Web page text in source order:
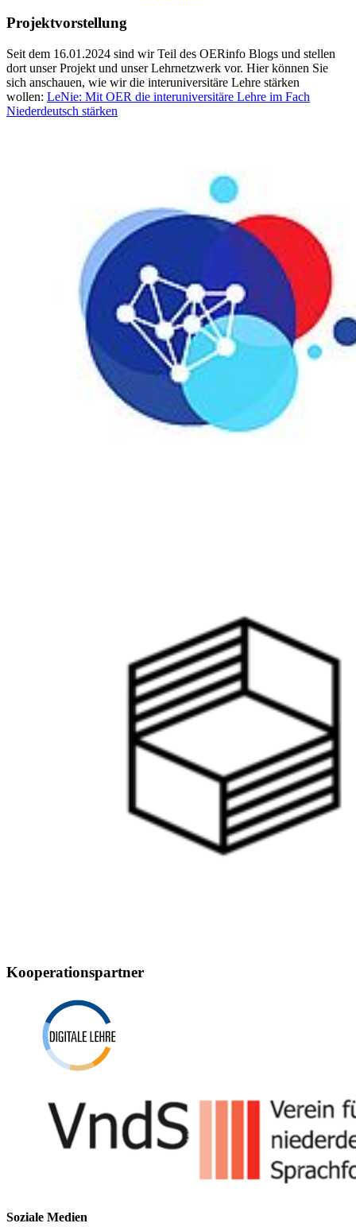
Projektvorstellung
Seit dem 16.01.2024 sind wir Teil des OERinfo Blogs und stellen
dort unser Projekt und unser Lehrnetzwerk vor. Hier können Sie
sich anschauen, wie wir die interuniversitäre Lehre stärken
wollen: LeNie: Mit OER die interuniversitäre Lehre im Fach
Niederdeutsch stärken
Kooperationspartner
Soziale Medien